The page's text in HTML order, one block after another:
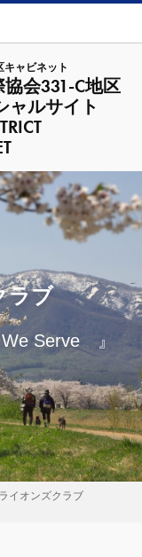
キャビネット
会331-C地区
ャルサイト
ラブ
Serve 』
イオンズクラブ